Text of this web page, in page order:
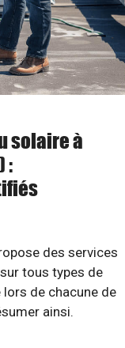
solaire à
:
des services
tous types de
de chacune de
ainsi.